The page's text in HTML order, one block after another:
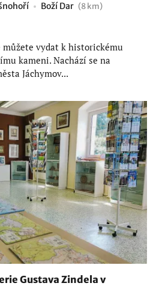
Boží Dar (8 km)
můžete vydat k historickému
kameni. Nachází se na
Jáchymov...
Gustava Zindela v